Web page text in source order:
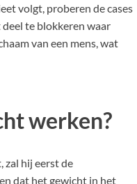
volgt, proberen de cases
te blokkeren waar
van een mens, wat
werken?
zal hij eerst de
dat het gewicht in het